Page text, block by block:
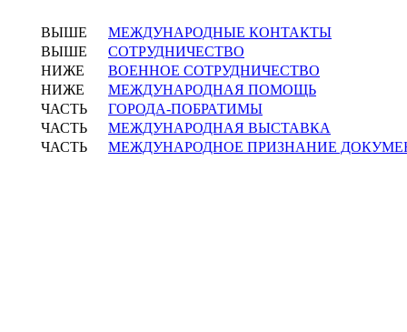
ВЫШЕ
МЕЖДУНАРОДНЫЕ КОНТАКТЫ
ВЫШЕ
СОТРУДНИЧЕСТВО
НИЖЕ
ВОЕННОЕ СОТРУДНИЧЕСТВО
НИЖЕ
МЕЖДУНАРОДНАЯ ПОМОЩЬ
ЧАСТЬ
ГОРОДА-ПОБРАТИМЫ
ЧАСТЬ
МЕЖДУНАРОДНАЯ ВЫСТАВКА
ЧАСТЬ
МЕЖДУНАРОДНОЕ ПРИЗНАНИЕ